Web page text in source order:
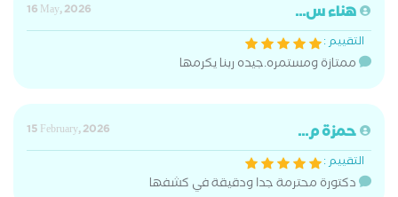
هناء س...
16 May, 2026
التقييم :
ممتازة ومستمره.جيده ربنا يكرمها
حمزة م...
15 February, 2026
التقييم :
دكتورة محترمة جدا ودقيقة في كشفها